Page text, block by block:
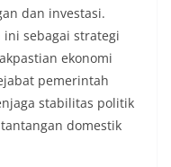
dan investasi.
sebagai strategi
ekonomi
pemerintah
stabilitas politik
domestik